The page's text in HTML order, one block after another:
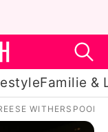
Familie &
WITHERSPOON